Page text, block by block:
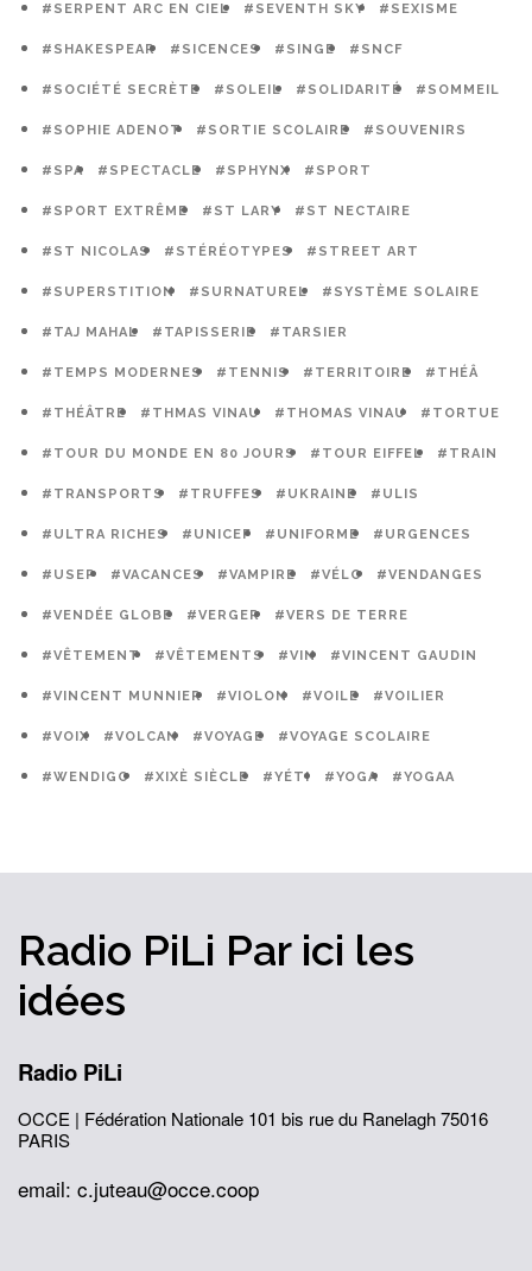
#SERPENT ARC EN CIEL #SEVENTH SKY #SEXISME
#SHAKESPEAR #SICENCES #SINGE #SNCF
#SOCIÉTÉ SECRÈTE #SOLEIL #SOLIDARITÉ #SOMMEIL
#SOPHIE ADENOT #SORTIE SCOLAIRE #SOUVENIRS
#SPA #SPECTACLE #SPHYNX #SPORT
#SPORT EXTRÊME #ST LARY #ST NECTAIRE
#ST NICOLAS #STÉRÉOTYPES #STREET ART
#SUPERSTITION #SURNATUREL #SYSTÈME SOLAIRE
#TAJ MAHAL #TAPISSERIE #TARSIER
#TEMPS MODERNES #TENNIS #TERRITOIRE #THÉÂ
#THÉÂTRE #THMAS VINAU #THOMAS VINAU #TORTUE
#TOUR DU MONDE EN 80 JOURS #TOUR EIFFEL #TRAIN
#TRANSPORTS #TRUFFES #UKRAINE #ULIS
#ULTRA RICHES #UNICEF #UNIFORME #URGENCES
#USEP #VACANCES #VAMPIRE #VÉLO #VENDANGES
#VENDÉE GLOBE #VERGER #VERS DE TERRE
#VÊTEMENT #VÊTEMENTS #VIN #VINCENT GAUDIN
#VINCENT MUNNIER #VIOLON #VOILE #VOILIER
#VOIX #VOLCAN #VOYAGE #VOYAGE SCOLAIRE
#WENDIGO #XIXÈ SIÈCLE #YÉTI #YOGA #YOGAA
Radio PiLi Par ici les
idées
Radio PiLi
OCCE | Fédération Nationale 101 bis rue du Ranelagh75016
PARIS
email: c.juteau@occe.coop